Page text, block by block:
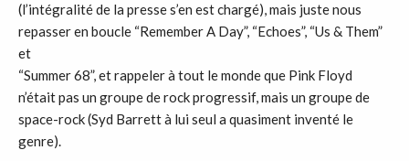
(l’intégralité de la presse s’en est chargé), mais juste nous
repasser en boucle “Remember A Day”, “Echoes”, “Us & Them”
et
“Summer 68”, et rappeler à tout le monde que Pink Floyd
n’était pas un groupe de rock progressif, mais un groupe de
space-rock (Syd Barrett à lui seul a quasiment inventé le
genre).